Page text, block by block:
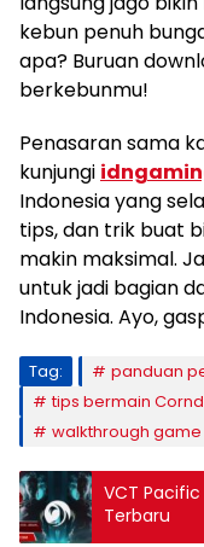
kebun penuh
apa? Buruan
berkebunmu!
Penasaran sama
kunjungi
Indonesia yang
tips, dan trik buat
makin maksimal.
untuk jadi bagian
Indonesia. Ayo,
Tag:
panduan
tips bermain
walkthrough
VCT
Terbaru